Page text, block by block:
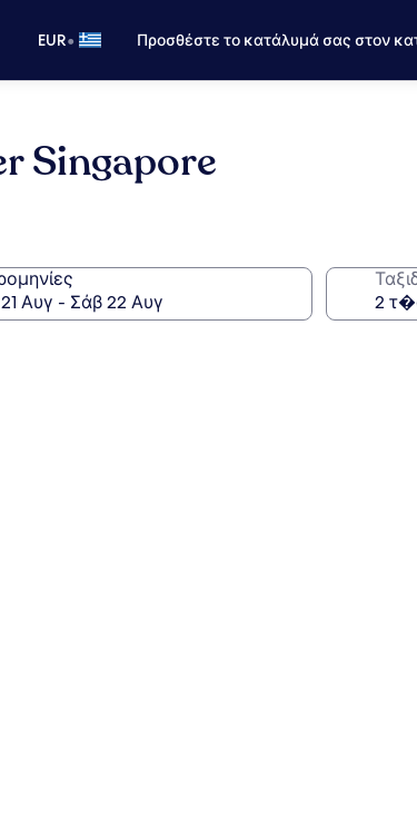
EUR• Προσθέστε το κατάλυμά σας στον
Singapore